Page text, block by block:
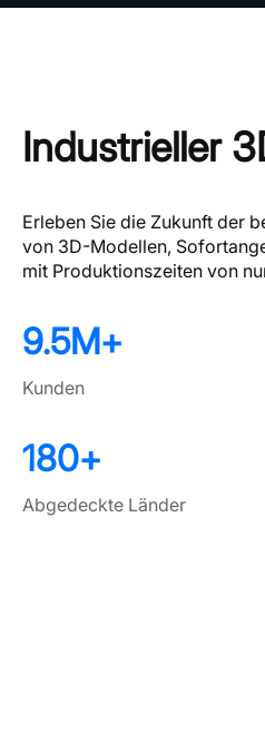
Industrieller
Erleben Sie die Zukunft der
von 3D-Modellen,
mit Produktionszeiten von
9.5M+
Kunden
180+
Abgedeckte Länder